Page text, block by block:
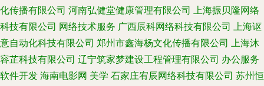
化传播有限公司 河南弘健堂健康管理有限公司 上海振贝隆网络
科技有限公司 网络技术服务 广西辰科网络科技有限公司 上海讴
意自动化科技有限公司 郑州市鑫海杨文化传播有限公司 上海沐
容芷科技有限公司 辽宁筑家梦建设工程管理有限公司 办公服务
软件开发 海南电影网 美学 石家庄宥辰网络科技有限公司 苏州恒